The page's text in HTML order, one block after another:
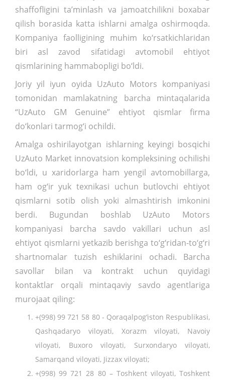
shaffofligini ta’minlash va jamoatchilikni boxabar
qilish borasida katta ishlarni amalga oshirmoqda.
Kompaniya faolligining muhim ko‘rsatkichlaridan
biri asl zavod sifatidagi avtomobil ehtiyot
qismlarining hammabopligi bo‘ldi.
Joriy yil iyun oyida UzAuto Motors kompaniyasi
tomonidan mamlakatning barcha mintaqalarida
“UzAuto GM Genuine” ehtiyot qismlar firma
do‘konlari tarmog‘i ochildi.
Amalga oshirilayotgan ishlarning keyingi bosqichi
UzAuto Market innovatsion kompleksining ochilishi
bo‘ldi, u xaridorlarga ham yengil avtomobillarga,
ham og‘ir yuk texnikasi uchun butlovchi ehtiyot
qismlarni sotib olish yoki almashtirish imkonini
berdi. Bugundan boshlab UzAuto Motors
kompaniyasi barcha savdo vakillari uchun asl
ehtiyot qismlarni yetkazib berishga to‘g‘ridan-to‘g‘ri
shartnomalar tuzish eshiklarini ochadi. Barcha
savollar bilan va kontrakt uchun quyidagi
kontaktlar orqali mintaqaviy savdo agentlariga
murojaat qiling:
+(998) 99 721 58 80 - Qoraqalpog‘iston Respublikasi,
Qashqadaryo viloyati, Xorazm viloyati, Navoiy
viloyati, Buxoro viloyati, Surxondaryo viloyati,
Samarqand viloyati, Jizzax viloyati;
+(998) 99 721 28 80 – Toshkent viloyati, Toshkent